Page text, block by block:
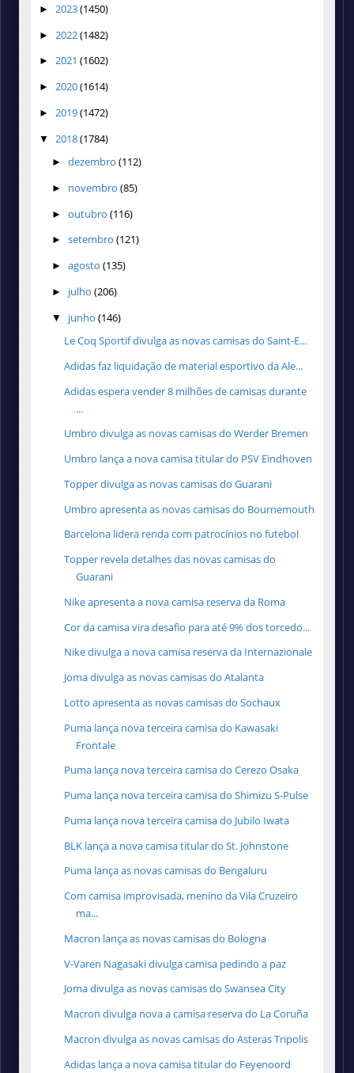
► 2023(1450)
► 2022(1482)
► 2021 (1602)
► 2020(1614)
► 2019(1472)
▼ 2018(1784)
► dezembro (112)
► novembro (85)
► outubro (116)
► setembro (121)
► agosto (135)
► julho (206)
▼ junho (146)
Le Coq Sportif divulga as novas camisas do Saint-E...
Adidas faz liquidação de material esportivo da Ale...
Adidas espera vender 8 milhões de camisas durante
...
Umbro divulga as novas camisas do Werder Bremen
Umbro lança a nova camisa titular do PSV Eindhoven
Topper divulga as novas camisas do Guarani
Umbro apresenta as novas camisas do Bournemouth
Barcelona lidera renda com patrocínios no futebol
Topper revela detalhes das novas camisas do
Guarani
Nike apresenta a nova camisa reserva da Roma
Cor da camisa vira desafio para até 9% dos torcedo...
Nike divulga a nova camisa reserva da Internazionale
Joma divulga as novas camisas do Atalanta
Lotto apresenta as novas camisas do Sochaux
Puma lança nova terceira camisa do Kawasaki
Frontale
Puma lança nova terceira camisa do Cerezo Osaka
Puma lança nova terceira camisa do Shimizu S-Pulse
Puma lança nova terceira camisa do Jubilo Iwata
BLK lança a nova camisa titular do St. Johnstone
Puma lança as novas camisas do Bengaluru
Com camisa improvisada, menino da Vila Cruzeiro
ma...
Macron lança as novas camisas do Bologna
V-Varen Nagasaki divulga camisa pedindo a paz
Joma divulga as novas camisas do Swansea City
Macron divulga nova a camisa reserva do La Coruña
Macron divulga as novas camisas do Asteras Tripolis
Adidas lança a nova camisa titular do Feyenoord